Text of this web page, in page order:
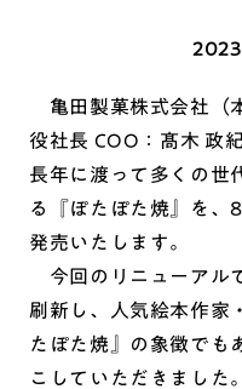
2023
亀田製菓株式会社（
役社長 COO：髙木 政
長年に渡って多くの世
る『ぽたぽた焼』を、
発売いたします。
今回のリニューアル
刷新し、人気絵本作家
たぽた焼』の象徴でも
こしていただきました。